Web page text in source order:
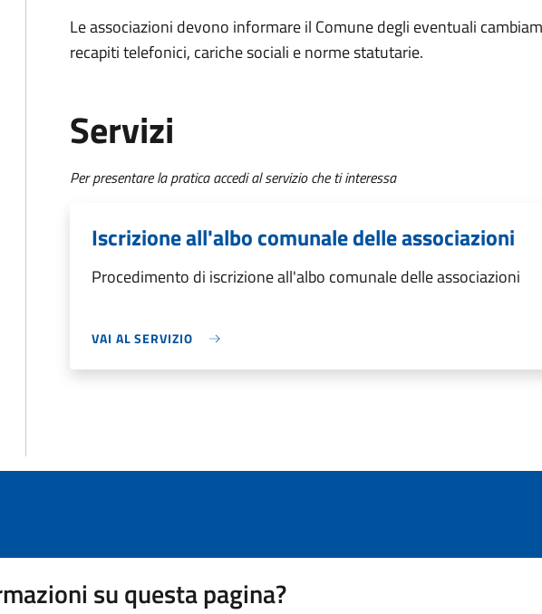
Le associazioni devono informare il Comune degli eventuali
recapiti telefonici, cariche sociali e norme statutarie.
Servizi
Per presentare la pratica accedi al servizio che ti interessa
Iscrizione all'albo comunale delle associazioni
Procedimento di iscrizione all'albo comunale delle associazioni
VAI AL SERVIZIO
su questa pagina?